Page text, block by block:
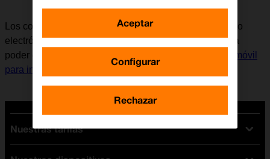
Los contactos de las redes sociales y cuentas de correo
electrónico se pueden copiar en la guía del móvil. Para
poder copiar los contactos, es necesario
configurar el móvil
para internet
Nuestras tarifas
Configurar
Rechazar
Aceptar